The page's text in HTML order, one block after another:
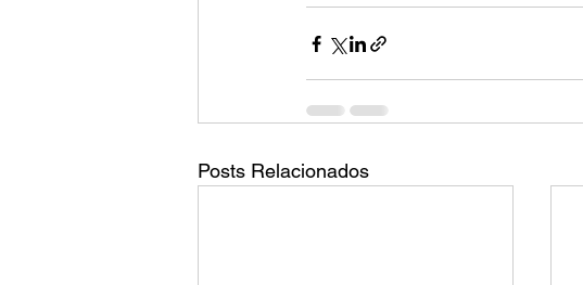
Posts Relacionados